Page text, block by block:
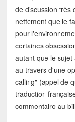
de discussion très
nettement que le
pour
certaines
autant que le sujet
au travers d'une
calling" (appel de
traduction
commentaire au